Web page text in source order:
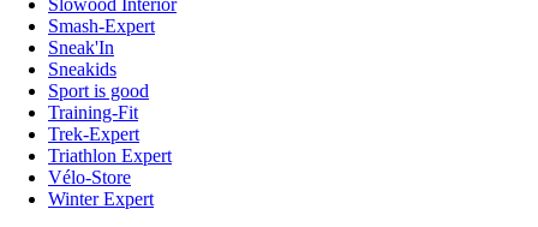
Slowood Interior
Smash-Expert
Sneak'In
Sneakids
Sport is good
Training-Fit
Trek-Expert
Triathlon Expert
Vélo-Store
Winter Expert